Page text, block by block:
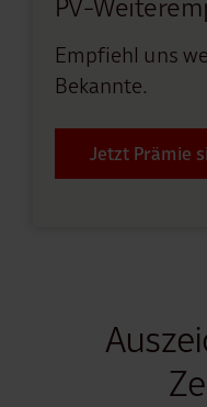
PV-
Empfiehl uns
Bekannte.
Jetzt Prämie